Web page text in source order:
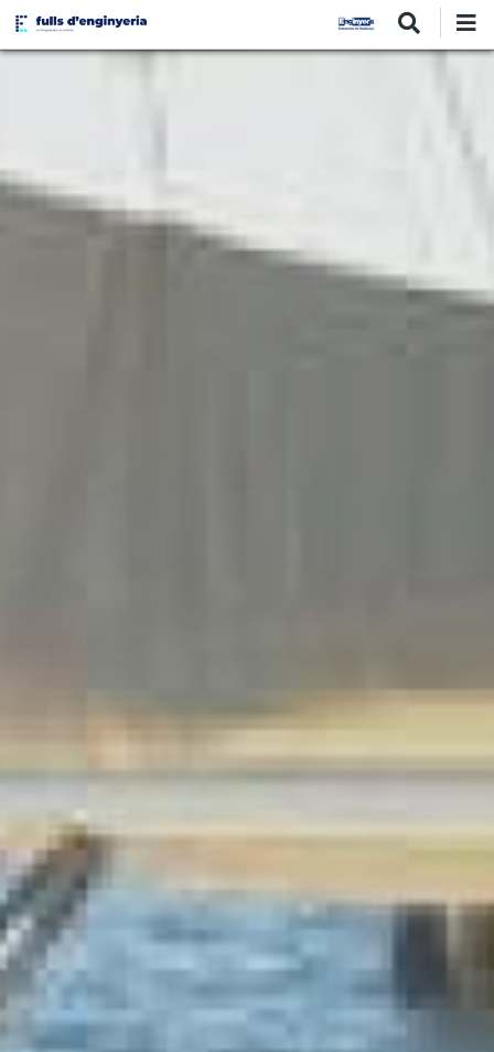
Vés
contingut